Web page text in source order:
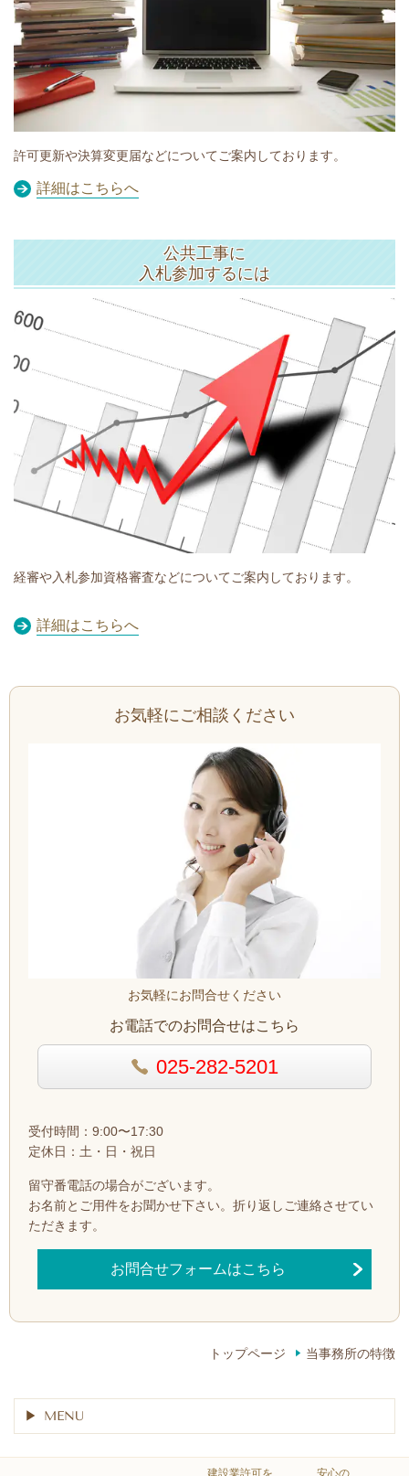
許可更新や決算変更届などについてご案内しております。
詳細はこちらへ
公共工事に
入札参加するには
経審や入札参加資格審査などについてご案内しております。
詳細はこちらへ
お気軽にご相談ください
お気軽にお問合せください
お電話でのお問合せはこちら
025-282-5201
受付時間：9:00〜17:30
定休日：土・日・祝日
留守番電話の場合がございます。
お名前とご用件をお聞かせ下さい。 折り返しご連絡させてい
ただきます。
お問合せフォームはこちら
トップページ 当事務所の特徴
MENU